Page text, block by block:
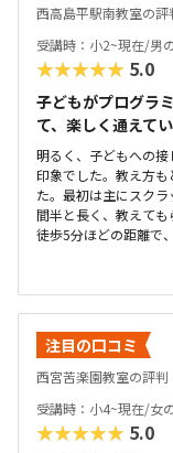
西高島平駅南教室の評
受講時：小2~現在/男
★★★★★ 5.0
子どもがプログラ
て、楽しく通えて
明るく、子どもへの
印象でした。教え方
た。最初は主にスク
間半と長く、教えて
徒歩5分ほどの距離で
た。また、車の通り
綺麗で、リラックス
個別に気軽に分から
レッスン時間に対し
0円くらいの予算で探
生が優しく、長年の
です。子どもが楽し
言っていたところが、
が決められたカリキュ
注目の口コミ
西宮苦楽園教室の評判
受講時：小4~現在/女
★★★★★ 5.0